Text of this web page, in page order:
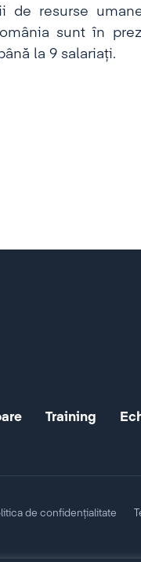
de resurse
sunt în
la 9 salariați.
Training
de confidențialitate